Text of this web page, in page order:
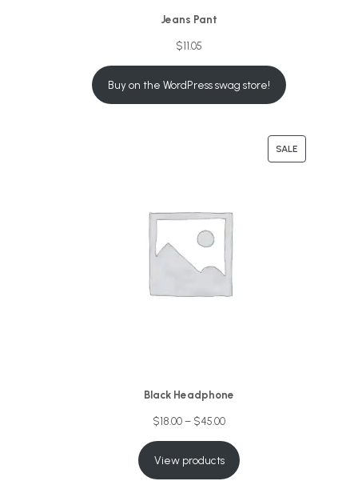
Jeans Pant
$11.05
Buy on the WordPress swag store!
SALE
Black Headphone
$18.00– $45.00
View products